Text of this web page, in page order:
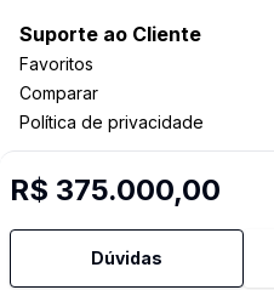
R$ 375.000,00
Dúvidas
Suporte ao Cliente
Favoritos
Comparar
Política de privacidade
Selo